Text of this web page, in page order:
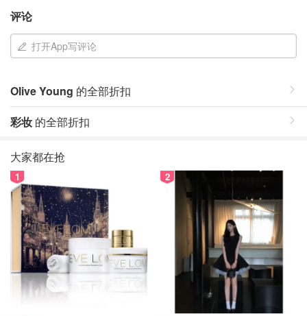
评论
打开App写评论
Olive Young 的全部折扣
彩妆 的全部折扣
大家都在抢
1 2